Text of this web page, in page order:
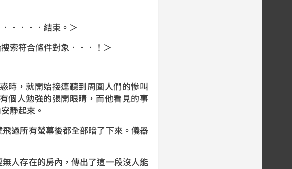
．．．．結束。＞
索符合條件對象．．．！＞
時，就開始接連聽到周圍人們的慘叫
個人勉強的張開眼睛，而他看見的事
靜起來。
過所有螢幕後都全部暗了下來。儀器
人存在的房內，傳出了這一段沒人能